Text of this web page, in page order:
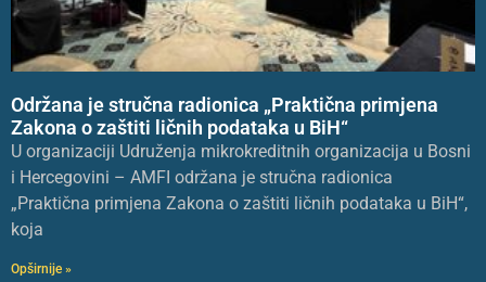
Održana je stručna radionica „Praktična primjena
Zakona o zaštiti ličnih podataka u BiH“
U organizaciji Udruženja mikrokreditnih organizacija u Bosni
i Hercegovini – AMFI održana je stručna radionica
„Praktična primjena Zakona o zaštiti ličnih podataka u BiH“,
koja
Opširnije »